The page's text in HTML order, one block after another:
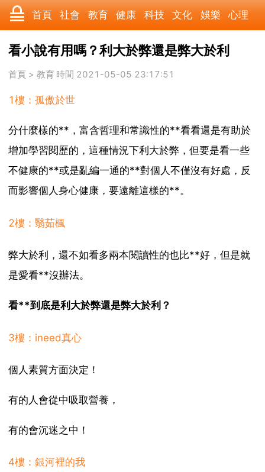
首頁 社會 教育 健康 科技 文化 娛樂 心理
數碼 汽車 美食 遊戲 時尚 家居 財經 旅遊
科學 育兒 職場 歷史 體育 寵物
收藏 國際
看小說有用嗎？利大於弊還是弊大於利
首頁 > 教育 時間 2021-05-05 23:17:51
1樓：孤傲於世
分什麼樣的**，富含哲理和常識性的**看看還是有助於
增加學習閱歷的，這種情況下利大於弊，但要是看一些
不健康的**或是亂編一通的**對個人不僅沒有好處，反
而影響個人身心健康，要遠離這樣的**。
2樓：翳茹楓
弊大於利，還不如看多兩本閱讀性的也比**好，但是就
是愛看**沒辦法。
看**到底是利大於弊還是弊大於利？
3樓：ineed真心
個人素質方面決定！
有的人會從中吸取營養，
有的會沉迷之中！
4樓：銀河裡的我